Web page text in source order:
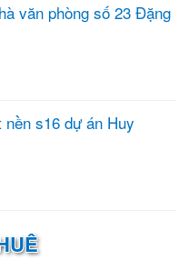
văn phòng số 23 Đặng
s16 dự án Huy